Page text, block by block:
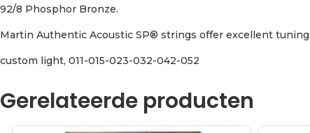
92/8 Phosphor Bronze.
Martin Authentic Acoustic SP® strings offer excellent
custom light, 011-015-023-032-042-052
Gerelateerde producten